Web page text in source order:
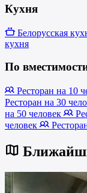
Кухня
Белорусская
кухня
По
Ресторан на 10
Ресторан на 30
на 50 человек
человек